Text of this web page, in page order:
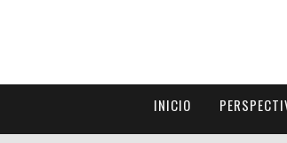
INICIO